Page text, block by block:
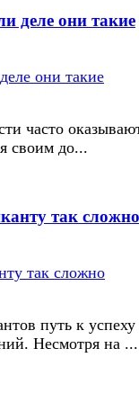
деле они такие
часто
своим до...
так сложно
путь к успеху
Несмотря на ...